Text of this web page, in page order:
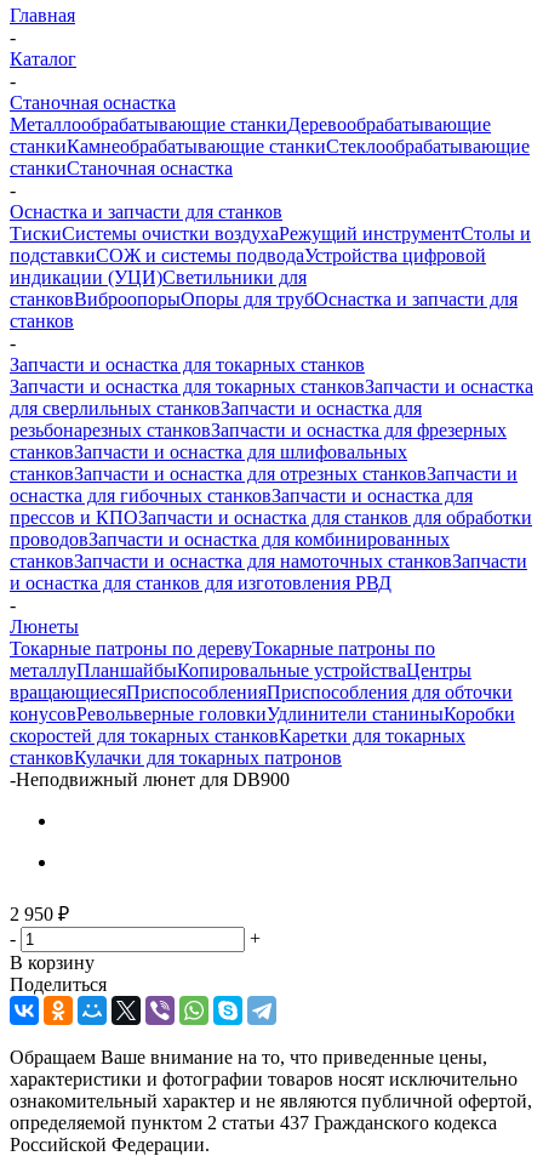
Главная
-
Каталог
-
Станочная оснастка
Металлообрабатывающие станкиДеревообрабатывающие
станкиКамнеобрабатывающие станкиСтеклообрабатывающие
станкиСтаночная оснастка
-
Оснастка и запчасти для станков
ТискиСистемы очистки воздухаРежущий инструментСтолы и
подставкиСОЖ и системы подводаУстройства цифровой
индикации (УЦИ)Светильники для
станковВиброопорыОпоры для трубОснастка и запчасти для
станков
-
Запчасти и оснастка для токарных станков
Запчасти и оснастка для токарных станковЗапчасти и оснастка
для сверлильных станковЗапчасти и оснастка для
резьбонарезных станковЗапчасти и оснастка для фрезерных
станковЗапчасти и оснастка для шлифовальных
станковЗапчасти и оснастка для отрезных станковЗапчасти и
оснастка для гибочных станковЗапчасти и оснастка для
прессов и КПОЗапчасти и оснастка для станков для обработки
проводовЗапчасти и оснастка для комбинированных
станковЗапчасти и оснастка для намоточных станковЗапчасти
и оснастка для станков для изготовления РВД
-
Люнеты
Токарные патроны по деревуТокарные патроны по
металлуПланшайбыКопировальные устройстваЦентры
вращающиесяПриспособленияПриспособления для обточки
конусовРевольверные головкиУдлинители станиныКоробки
скоростей для токарных станковКаретки для токарных
станковКулачки для токарных патронов
-Неподвижный люнет для DB900
2 950 ₽
-
+
В корзину
Поделиться
Обращаем Ваше внимание на то, что приведенные цены,
характеристики и фотографии товаров носят исключительно
ознакомительный характер и не являются публичной офертой,
определяемой пунктом 2 статьи 437 Гражданского кодекса
Российской Федерации.